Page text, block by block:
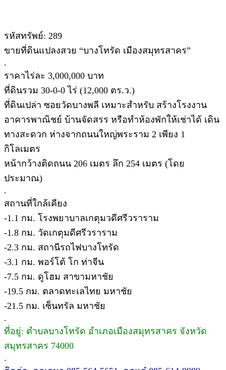
รหัสทรัพย์: 289
ขายที่ดินแปลงสวย “บางโทรัด เมืองสมุทรสาคร”
.
ราคาไร่ละ 3,000,000 บาท
ที่ดินรวม 30-0-0 ไร่ (12,000 ตร.ว.)
ที่ดินเปล่า ซอยวัดบางพลี เหมาะสำหรับ สร้างโรงงาน
อาคารพาณิชย์ บ้านจัดสรร หรือทำห้องพักให้เช่าได้ เดิน
ทางสะดวก ห่างจากถนนใหญ่พระราม 2 เพียง 1
กิโลเมตร
หน้ากว้างติดถนน 206 เมตร ลึก 254 เมตร (โดย
ประมาณ)
.
สถานที่ใกล้เคียง
-1.1 กม. โรงพยาบาลเกตุมวดีศรีวราราม
-1.8 กม. วัดเกตุมดีศรีวราราม
-2.3 กม. สถานีรถไฟบางโทรัด
-3.1 กม. พอร์โต้ โก ท่าจีน
-7.5 กม. ดูโฮม สาขามหาชัย
-19.5 กม. ตลาดทะเลไทย มหาชัย
-21.5 กม. เซ็นทรัล มหาชัย
.
ที่อยู่: ตำบลบางโทรัด อำเภอเมืองสมุทรสาคร จังหวัด
สมุทรสาคร 74000
.